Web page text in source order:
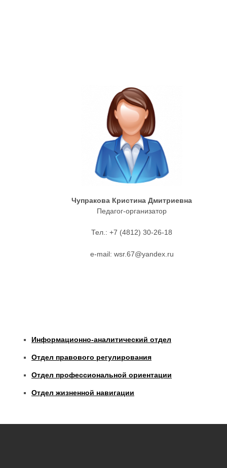
Чупракова Кристина Дмитриевна
Педагог-организатор
Тел.: +7 (4812) 30-26-18
е-mail: wsr.67@yandex.ru
Информационно-аналитический отдел
Отдел правового регулирования
Отдел профессиональной ориентации
Отдел жизненной навигации